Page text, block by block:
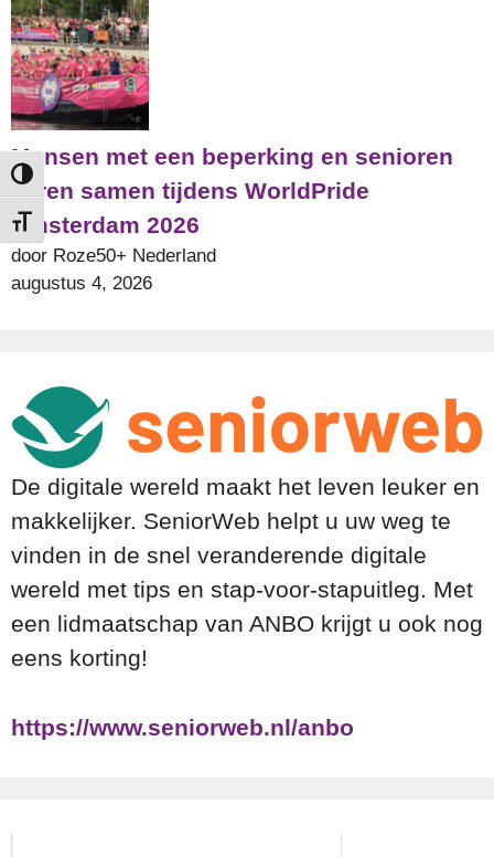
Keuze voor hoog contrast
Kies grootte van het lettertype
Mensen met een beperking en senioren
varen samen tijdens WorldPride
Amsterdam 2026
door Roze50+ Nederland
augustus 4, 2026
De digitale wereld maakt het leven leuker en
makkelijker. SeniorWeb helpt u uw weg te
vinden in de snel veranderende digitale
wereld met tips en stap-voor-stapuitleg. Met
een lidmaatschap van ANBO krijgt u ook nog
eens korting!
https://www.seniorweb.nl/anbo